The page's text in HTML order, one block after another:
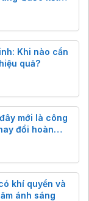
gia
Khi nào cần
quả?
mới là công
đổi hoàn
khí quyển và
ánh sáng